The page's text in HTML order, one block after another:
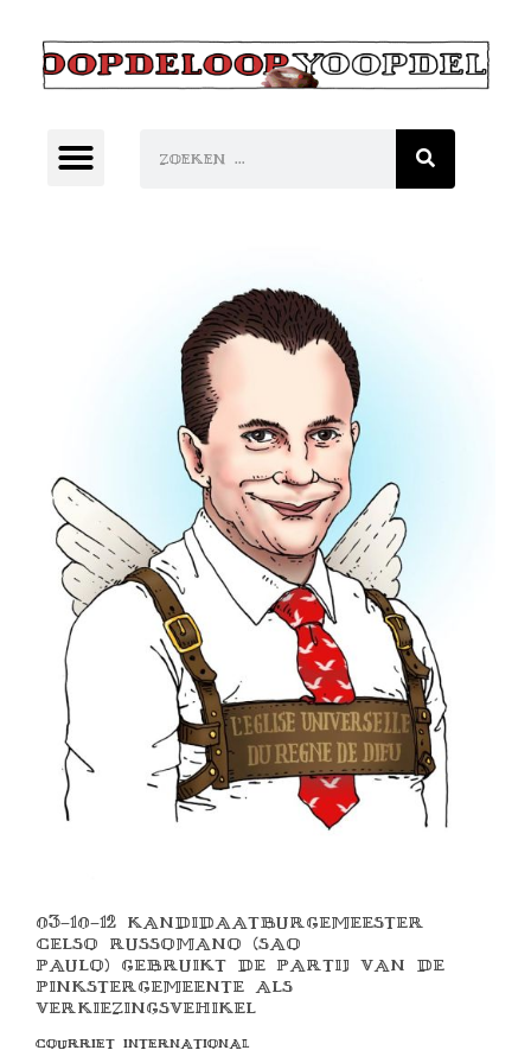
03-10-12 KANDIDAATBURGEMEESTER
CELSO RUSSOMANO (SAO
PAULO) GEBRUIKT DE PARTIJ VAN DE
PINKSTERGEMEENTE ALS
VERKIEZINGSVEHIKEL
COURRIET INTERNATIONAL